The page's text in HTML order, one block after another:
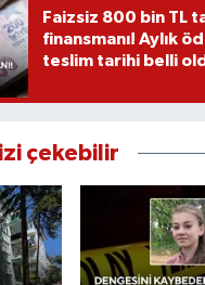
Faizsiz 800 bin TL
finansmanı! Aylık
teslim tarihi belli
çekebilir